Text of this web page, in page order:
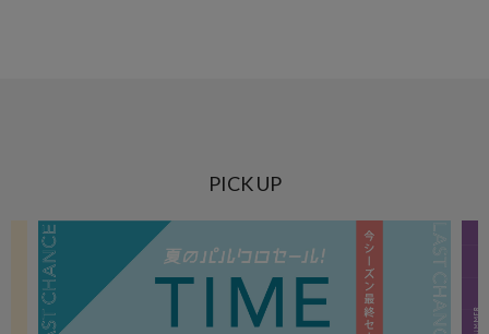
PICK UP